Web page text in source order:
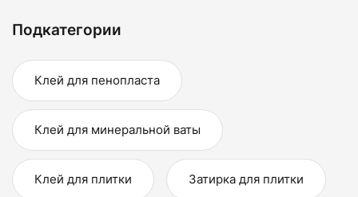
Подкатегории
Клей для пенопласта
Клей для минеральной ваты
Клей для плитки Затирка для плитки